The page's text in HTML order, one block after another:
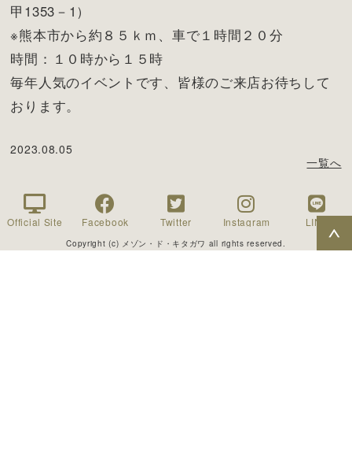
甲1353－1）
※熊本市から約８５ｋｍ、車で１時間２０分
時間：１０時から１５時
毎年人気のイベントです、皆様のご来店お待ちして
おります。
2023.08.05
一覧へ
Official Site Facebook Twitter Instagram LINE
Copyright (c) メゾン・ド・キタガワ all rights reserved.